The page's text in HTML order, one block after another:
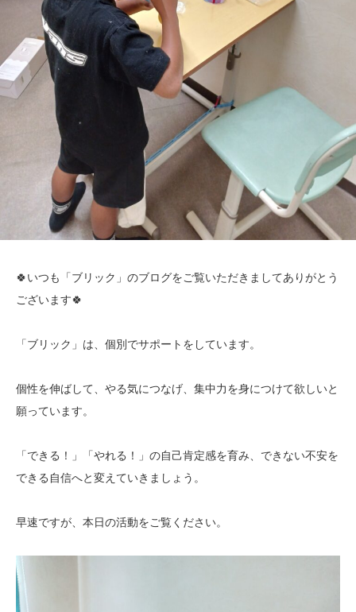
🍀いつも「ブリック」のブログをご覧いただきましてありがとう
ございます🍀
「ブリック」は、個別でサポートをしています。
個性を伸ばして、やる気につなげ、集中力を身につけて欲しいと
願っています。
「できる！」「やれる！」の自己肯定感を育み、できない不安を
できる自信へと変えていきましょう。
早速ですが、本日の活動をご覧ください。